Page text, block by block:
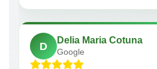
D
Delia Maria Cotuna
Google